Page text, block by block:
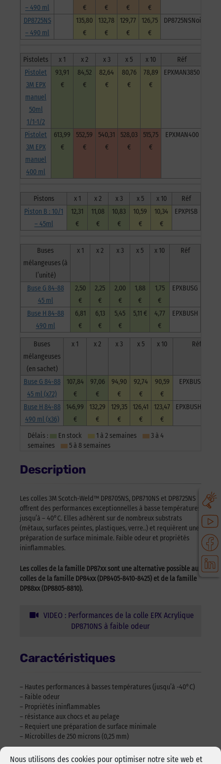
Nous utilisons des cookies pour optimiser notre site web et
– 490 ml
€
€
€
€
DP8725NS
– 490 ml
135,80
€
132,78
€
129,77
€
126,75
€
DP8725NSNoi490ml
Pistolets x 1 x 2 x 3 x 5 x 10
Réf
Pistolet
3M EPX
manuel
50ml
1/1-1/2
93,91
€
84,52
€
82,64
€
80,76
€
78,89
€
EPXMAN3850
Pistolet
3M EPX
manuel
400 ml
613,99
€
552,59
€
540,31
€
528,03
€
515,75
€
EPXMAN400
Pistons x 1 x 2 x 3 x 5 x 10
Réf
Piston B : 10/1
– 45ml
12,31
€
11,08
€
10,83
€
10,59
€
10,34
€
EPXPISB
Buses
mélangeuses (à
l’unité)
x 1 x 2 x 3 x 5 x 10 Réf
Buse G 84-88
45 ml
2,50
€
2,25
€
2,00
€
1,88
€
1,75
€
EPXBUSG
Buse H 84-88
490 ml
6,81
€
6,13
€
5,45
€
5,11 €
4,77
€
EPXBUSH
Buses
mélangeuses
(en sachet)
x 1 x 2 x 3 x 5 x 10 Réf
Buse G 84-88
45 ml (x72)
107,84
€
97,06
€
94,90
€
92,74
€
90,59
€
EPXBUSGB72
Buse H 84-88
490 ml (x36)
146,99
€
132,29
€
129,35
€
126,41
€
123,47
€
EPXBUSHSac36
Délais : En stock 1 à 2 semaines
3 à 4
semaines
5 à 8 semaines
Description
Les colles 3M Scotch-Weld™ DP8705NS, DP8710NS et DP8725NS
offrent des performances exceptionnelles à basse températures
jusqu’à – 40°C. Elles adhèrent sur de nombreux substrats
(métaux, surfaces peintes, plastiques, verre..) et requièrent une
préparation de surface minimale. Faible odeur et propriétés
ininflammables.
Les colles de la famille DP87xx sont une alternative possible aux
colles de la famille DP84xx (DP8405-8410-8425) et de la famille
DP88xx (DP8805-8810).
VIDEO : Performances de la colle EPX Acrylique
DP8710NS à faible odeur
Caractéristiques
– Hautes performances à basses températures (jusqu’à -40°C)
– Faible odeur
– Propriétés ininflammables
– résistance aux chocs et au pelage
– Requiert une préparation de surface minimale
– Microbilles de 250 microns (0,25 mm)
Télécharger la fiche commerciale : colles-bi-composant-